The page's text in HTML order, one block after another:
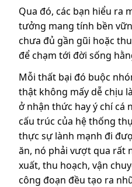
Qua đó, các bạn hiểu ra
tưởng mang tính bền
chưa đủ gần gũi hoặc
để chạm tới đời sống
Mỗi thất bại đó buộc
thật không mấy dễ chịu
ở nhận thức hay ý chí cá
cấu trúc của hệ thống
thực sự lành mạnh đi
ăn, nó phải vượt qua rất
xuất, thu hoạch, vận
công đoạn đều tạo ra